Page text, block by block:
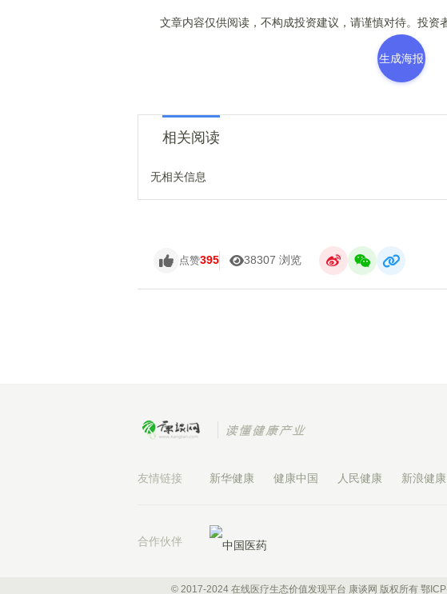
文章内容仅供阅读，不构成投资建议，请谨慎对待。投资者
生成海报
相关阅读
无相关信息
点赞395 38307 浏览
友情链接 新华健康 健康中国 人民健康 新浪健康
合作伙伴
© 2017-2024 在线医疗生态价值发现平台 康谈网 版权所有 鄂